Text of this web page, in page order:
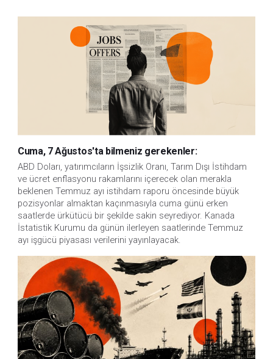
Cuma, 7 Ağustos'ta bilmeniz gerekenler:
ABD Doları, yatırımcıların İşsizlik Oranı, Tarım Dışı İstihdam
ve ücret enflasyonu rakamlarını içerecek olan merakla
beklenen Temmuz ayı istihdam raporu öncesinde büyük
pozisyonlar almaktan kaçınmasıyla cuma günü erken
saatlerde ürkütücü bir şekilde sakin seyrediyor. Kanada
İstatistik Kurumu da günün ilerleyen saatlerinde Temmuz
ayı işgücü piyasası verilerini yayınlayacak.